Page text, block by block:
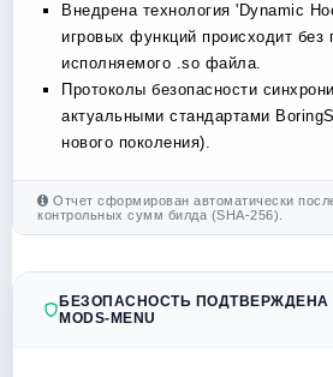
Внедрена технология 'Dynamic
игровых функций происходит
исполняемого .so файла.
Протоколы безопасности
актуальными стандартами
нового поколения).
Отчет сформирован автоматически
контрольных сумм билда (SHA-256).
БЕЗОПАСНОСТЬ ПОДТВЕРЖДЕНА
MODS-MENU